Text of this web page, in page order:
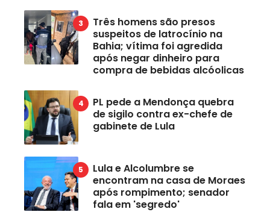
Três homens são presos
suspeitos de latrocínio na
Bahia; vítima foi agredida
após negar dinheiro para
compra de bebidas alcóolicas
PL pede a Mendonça quebra
de sigilo contra ex-chefe de
gabinete de Lula
Lula e Alcolumbre se
encontram na casa de Moraes
após rompimento; senador
fala em 'segredo'